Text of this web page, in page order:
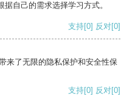
自己的需求选择学习方式。
支持[0] 反对[0]
来了无限的隐私保护和安全性保
支持[0] 反对[0]